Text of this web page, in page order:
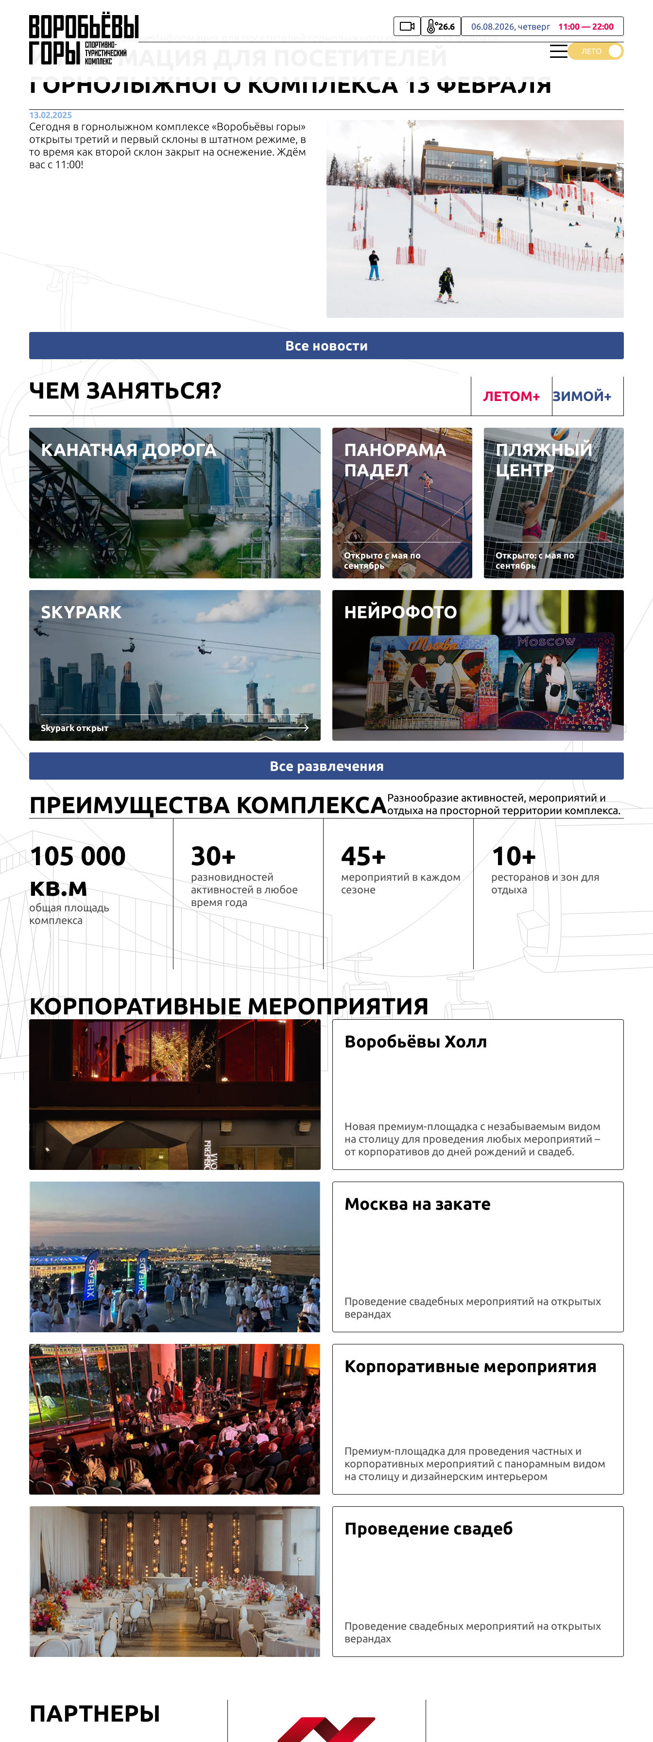
26.6 06.08.2026, четверг 11:00 — 22:00
Главная Медиа Новости Информация для посетителей горнолыжного комплекса 13 февраля
ИНФОРМАЦИЯ ДЛЯ ПОСЕТИТЕЛЕЙ
ГОРНОЛЫЖНОГО КОМПЛЕКСА 13 ФЕВРАЛЯ
13.02.2025
Сегодня в горнолыжном комплексе «Воробьёвы горы»
открыты третий и первый склоны в штатном режиме, в
то время как второй склон закрыт на оснежение. Ждём
вас с 11:00!
Все новости
ЧЕМ ЗАНЯТЬСЯ? ЛЕТОМ ЗИМОЙ
КАНАТНАЯ ДОРОГА
ПАНОРАМА
ПАДЕЛ
Открыто с мая по
сентябрь
ПЛЯЖНЫЙ
ЦЕНТР
Открыто: с мая по
сентябрь
SKYPARK
Skypark открыт
НЕЙРОФОТО
Все развлечения
ПРЕИМУЩЕСТВА КОМПЛЕКСАРазнообразие активностей, мероприятий и
отдыха на просторной территории комплекса.
105 000
кв.м
общая площадь
комплекса
30+
разновидностей
активностей в любое
время года
45+
мероприятий в каждом
сезоне
10+
ресторанов и зон для
отдыха
КОРПОРАТИВНЫЕ МЕРОПРИЯТИЯ
Воробьёвы Холл
Новая премиум-площадка с незабываемым видом
на столицу для проведения любых мероприятий –
от корпоративов до дней рождений и свадеб.
Москва на закате
Проведение свадебных мероприятий на открытых
верандах
Корпоративные мероприятия
Премиум-площадка для проведения частных и
корпоративных мероприятий с панорамным видом
на столицу и дизайнерским интерьером
Проведение свадеб
Проведение свадебных мероприятий на открытых
верандах
ПАРТНЕРЫ